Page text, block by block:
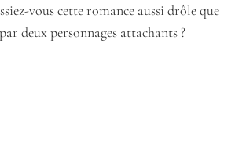
vous cette romance aussi drôle que
deux personnages attachants ?